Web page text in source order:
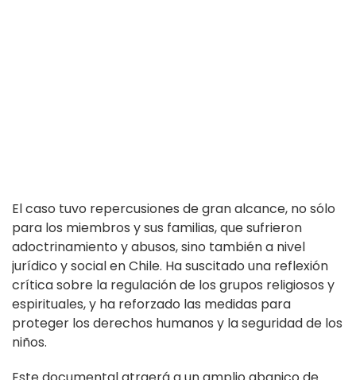
El caso tuvo repercusiones de gran alcance, no sólo
para los miembros y sus familias, que sufrieron
adoctrinamiento y abusos, sino también a nivel
jurídico y social en Chile. Ha suscitado una reflexión
crítica sobre la regulación de los grupos religiosos y
espirituales, y ha reforzado las medidas para
proteger los derechos humanos y la seguridad de los
niños.